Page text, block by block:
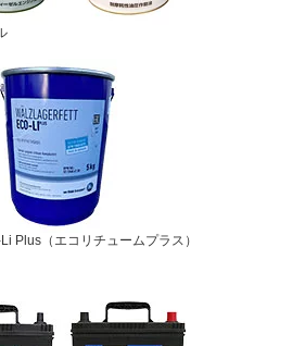
Plus（エコリチュームプラス）